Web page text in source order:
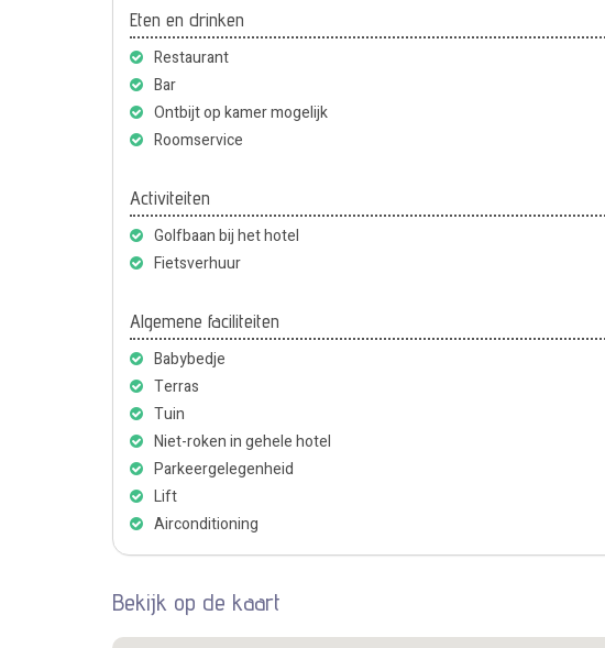
Eten en drinken
Restaurant
Bar
Ontbijt op kamer mogelijk
Roomservice
Activiteiten
Golfbaan bij het hotel
Fietsverhuur
Algemene faciliteiten
Babybedje
Terras
Tuin
Niet-roken in gehele hotel
Parkeergelegenheid
Lift
Airconditioning
Bekijk op de kaart